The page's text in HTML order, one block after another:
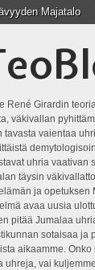
Majatalo
René Girardin
väkivallan
tavasta vaientaa
uhria vaativan
täysin
ja opetuksen
avaa uusia
pitää Jumalaa
sotaisaa ja
aikaamme.
uhreja, vai